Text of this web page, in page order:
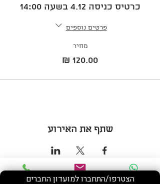
כרטיס כניסה 4.12 בשעה 14:00
פרטים נוספים
מחיר
שתף את האירוע
Phone Email WhatsApp
הצטרפו/התחברו למועדון החברים